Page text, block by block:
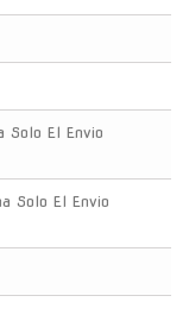
Solo El Envio
Solo El Envio